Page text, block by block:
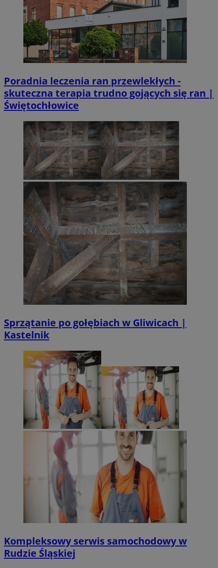
Poradnia leczenia ran przewlekłych -
skuteczna terapia trudno gojących się ran |
Świętochłowice
Sprzątanie po gołębiach w Gliwicach |
Kastelnik
Kompleksowy serwis samochodowy w
Rudzie Śląskiej